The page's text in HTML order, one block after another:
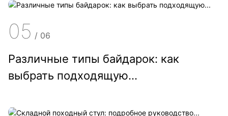
05 / 06
Различные типы байдарок: как
выбрать подходящую...